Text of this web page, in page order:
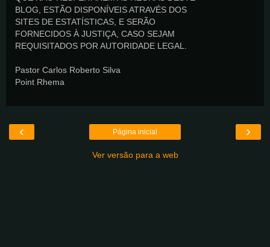
BLOG, ESTÃO DISPONÍVEIS ATRAVÉS DOS
SITES DE ESTATÍSTICAS, E SERÃO
FORNECIDOS À JUSTIÇA, CASO SEJAM
REQUISITADOS POR AUTORIDADE LEGAL.
Pastor Carlos Roberto Silva
Point Rhema
‹ ›
Página inicial
Ver versão para a web